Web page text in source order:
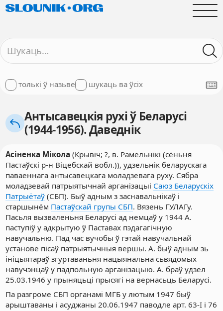
толькі ў назьве шукаць ва ўсіх
Антысавецкія рухі ў Беларусі
(1944-1956). Даведнік
Асіненка Мікола (Крывіч; ?, в. Рамельнікі (сёньня
Пастаўскі р-н Віцебскай вобл.)), удзельнік беларускага
паваеннага антысавецкага моладзевага руху. Сябра
моладзевай патрыятычнай арганізацыі Саюз Беларускіх
Патрыётаў(СБП). Быў адным з заснавальнікаў і
старшынём Пастаўскай групы СБП. Вязень ГУЛАГу.
Пасьля вызваленьня Беларусі ад немцаў у 1944 А.
паступіў у адкрытую ў Паставах пэдагагічную
навучальню. Пад час вучобы ў гэтай навучальнай
установе пісаў патрыятычныя вершы. А. быў адным зь
ініцыятараў згуртаваньня нацыянальна сьвядомых
навучэнцаў у падпольную арганізацыю. А. браў удзел
25.03.1946 у прыняцьці прысягі на вернасьць Беларусі.
Па разгроме СБП органамі МГБ у лютым 1947 быў
арыштаваны і асуджаны 20.06.1947 паводле арт. 63-I і 76